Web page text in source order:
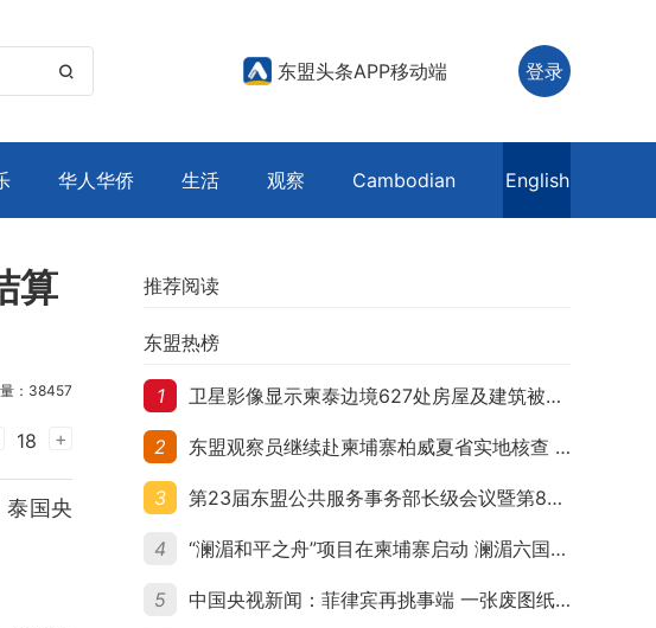
 东盟头条APP移动端 登录
华人华侨 生活 观察 Cambodian English
算
：38457
18 +
泰国央
推荐阅读
东盟热榜
1 卫星影像显示柬泰边境627处房屋及建筑被夷平 人权组织呼吁保护平民财产
2 东盟观察员继续赴柬埔寨柏威夏省实地核查 走访遭袭柬埔寨平民村庄
3 第23届东盟公共服务事务部长级会议暨第8届东盟与中日韩公共服务事务部长级会议在柬埔寨暹粒开幕
4 “澜湄和平之舟”项目在柬埔寨启动 澜湄六国青年共话和平与发展
5 中国央视新闻：菲律宾再挑事端 一张废图纸划不走中国黄岩岛